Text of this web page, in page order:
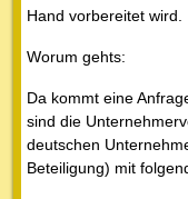
Hand vorbereitet wird.
Worum gehts:
Da kommt eine
sind die
deutschen
Beteiligung) mit